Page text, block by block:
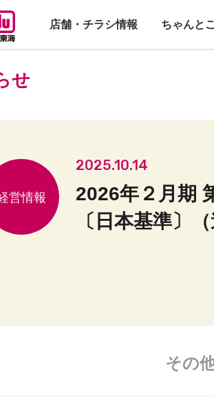
店舗・チラシ情報 ちゃんと
せ
2025.10.14
2026年２月期
〔日本基準〕（
その